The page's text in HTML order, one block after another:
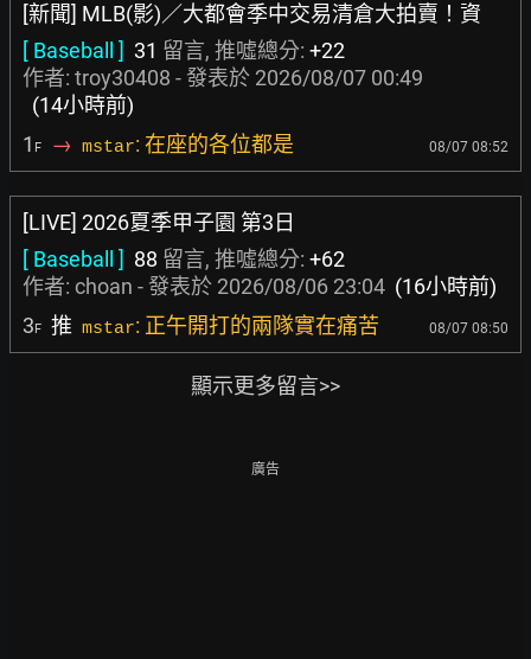
[新聞] MLB(影)／大都會季中交易清倉大拍賣！資
[ Baseball ] 31 留言, 推噓總分: +22
作者: troy30408 - 發表於 2026/08/07 00:49
(14小時前)
1 F → mstar: 在座的各位都是 08/07 08:52
[LIVE] 2026夏季甲子園 第3日
[ Baseball ] 88 留言, 推噓總分: +62
作者: choan - 發表於 2026/08/06 23:04 (16小時前)
3F 推 mstar: 正午開打的兩隊實在痛苦 08/07 08:50
顯示更多留言>>
廣告